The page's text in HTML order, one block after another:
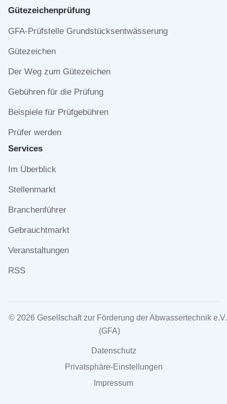
Gütezeichen­prüfung
Navigation
GFA-Prüfstelle Grundstücksentwässerung
Gütezeichen
Der Weg zum Gütezeichen
Gebühren für die Prüfung
Beispiele für Prüfgebühren
Prüfer werden
Services
Navigation
Im Überblick
Stellenmarkt
Branchenführer
Gebrauchtmarkt
Veranstaltungen
RSS
© 2026 Gesellschaft zur Förderung der Abwassertechnik e.V.
(GFA)
Navigation
überspringen
Datenschutz
Privatsphäre-Einstellungen
Impressum